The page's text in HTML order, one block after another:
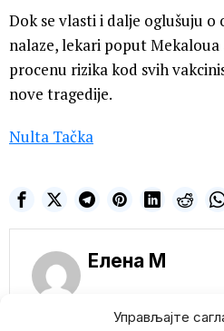
Управљајте
Dok se vlasti i dalje oglušuju o
nalaze, lekari poput
procenu rizika kod svih
nove tragedije.
Nulta Tačka
Елена M